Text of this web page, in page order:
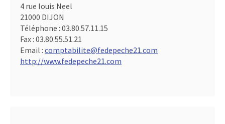
4 rue louis Neel
21000 DIJON
Téléphone : 03.80.57.11.15
Fax : 03.80.55.51.21
Email : comptabilite@fedepeche21.com
http://www.fedepeche21.com